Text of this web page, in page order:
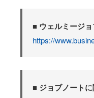
■ ウェルミージ
https://
■ ジョブノート